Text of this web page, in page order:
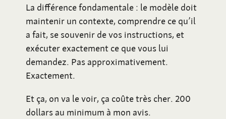
La différence fondamentale : le modèle doit
maintenir un contexte, comprendre ce qu’il
a fait, se souvenir de vos instructions, et
exécuter exactement ce que vous lui
demandez. Pas approximativement.
Exactement.
Et ça, on va le voir, ça coûte très cher. 200
dollars au minimum à mon avis.